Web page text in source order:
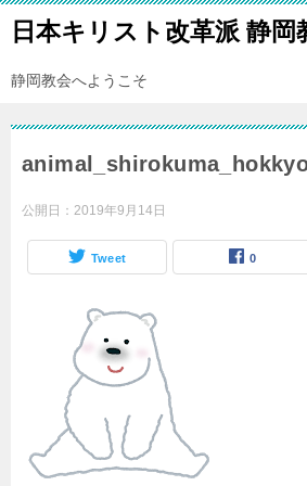
日本キリスト改革派 静岡
静岡教会へようこそ
公開日： 2019年9月14日
Tweet 0